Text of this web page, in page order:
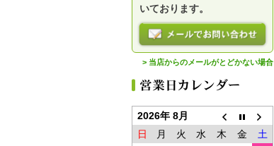
いております。
> 当店からのメールがとどかない場合
2026年 8月
日
月 火 水 木 金
土